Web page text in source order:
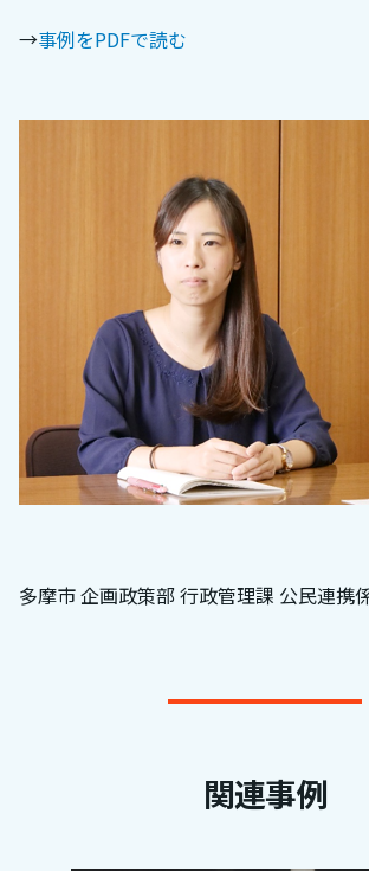
→事例をPDFで読む
多摩市 企画政策部 行政管理課 公民連携
関連事例